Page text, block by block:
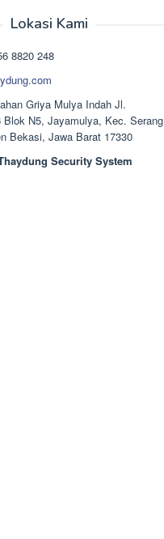
ini
Rp1.378.000.
Lokasi Kami
8820 248
Griya Mulya Indah Jl.
Blok N5, Jayamulya, Kec. Serang
Bekasi, Jawa Barat 17330
Security System